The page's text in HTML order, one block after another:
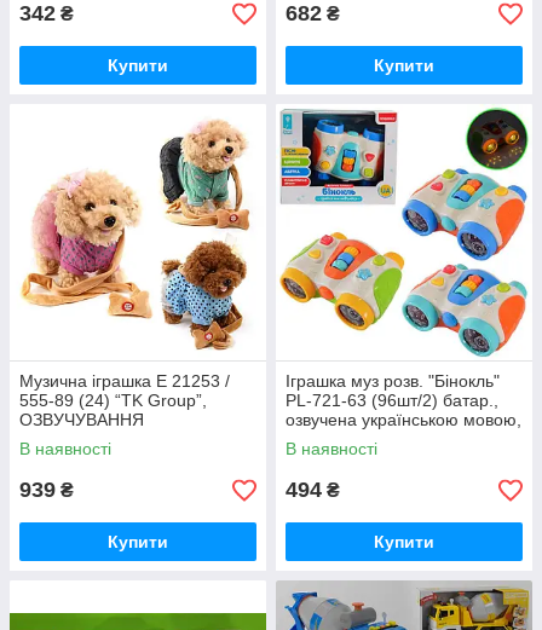
342 ₴
Купити
682 ₴
Купити
Музична іграшка Е 21253 /
555-89 (24) “TK Group”,
ОЗВУЧУВАННЯ
УКРАЇНСЬКОЮ МОВОЮ,
кнопка на повідку, , шт
В наявності
939 ₴
Купити
Іграшка муз розв. "Бінокль"
PL-721-63 (96шт/2) батар.,
озвучена українською мовою,
вивчення алфавіту, шт
В наявності
494 ₴
Купити